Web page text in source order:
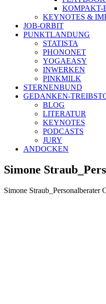
KOMPAKT-
KEYNOTES &
JOB-ORBIT
PUNKTLANDUNG
STATISTA
PHONONET
YOGAEASY
INWERKEN
PINKMILK
STERNENBUND
GEDANKEN-
BLOG
LITERATUR
KEYNOTES
PODCASTS
JURY
ANDOCKEN
Simone
Simone Straub_Personalberater